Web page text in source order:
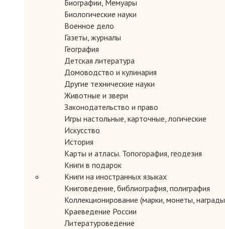
Биографии, Мемуары
Биологические науки
Военное дело
Газеты, журналы
География
Детская литература
Домоводство и кулинария
Другие технические науки
Животные и звери
Законодательство и право
Игры настольные, карточные, логические
Искусство
История
Карты и атласы. Топогорафия, геодезия
Книги в подарок
Книги на иностранных языках
Книговедение, библиография, полиграфия
Коллекционирование (марки, монеты,
Краеведение России
Литературоведение